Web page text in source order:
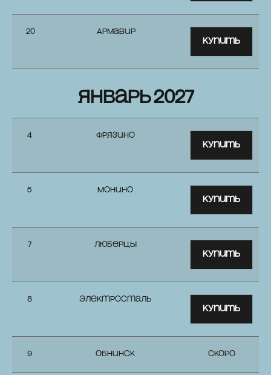
20 Армавир
Купить
январь 2027
4 Фрязино
Купить
5 Монино
Купить
7 Люберцы
Купить
8 Электросталь
Купить
9 Обнинск СКОРО